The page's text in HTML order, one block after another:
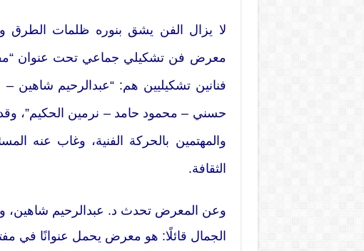
لا يزال الفن يشق بنوره ظلمات الطرق
معرض فن تشكيلي جماعي تحت عنوان
فنانين تشكيليين هم: “عبدالرحيم
حسني – محمود حامد – نرمين الحكيم”، وقد
والمهتمين بالحركة الفنية، وغاب عنه
الثقافة.
وعن المعرض تحدث د. عبدالرحيم شاهين،
الجمال قائلًا: هو معرض يحمل عنوانًا في